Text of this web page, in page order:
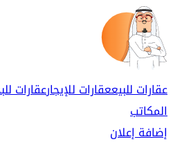
عقارات للبيععقارات للإيجارعقارات
المكاتب
إضافة إعلان